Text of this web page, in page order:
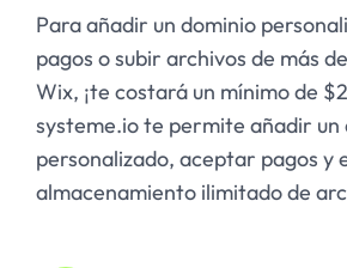
Para añadir un dominio
pagos o subir archivos de más
Wix, ¡te costará un mínimo de
systeme.io te permite añadir un
personalizado, aceptar pagos y
almacenamiento ilimitado de